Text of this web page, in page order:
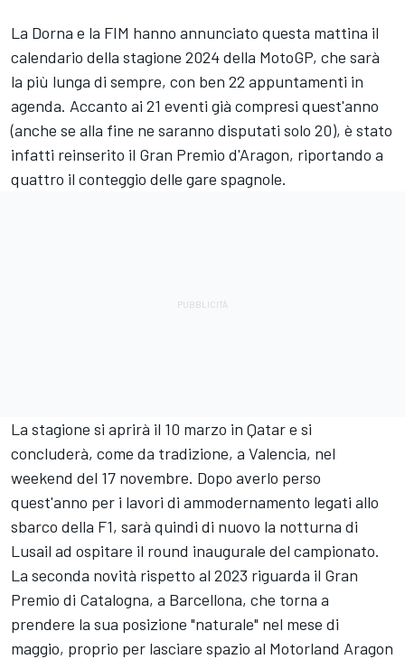
La Dorna e la FIM hanno annunciato questa mattina il
calendario della stagione 2024 della MotoGP, che sarà
la più lunga di sempre, con ben 22 appuntamenti in
agenda. Accanto ai 21 eventi già compresi quest'anno
(anche se alla fine ne saranno disputati solo 20), è stato
infatti reinserito il Gran Premio d'Aragon, riportando a
quattro il conteggio delle gare spagnole.
La stagione si aprirà il 10 marzo in Qatar e si
concluderà, come da tradizione, a Valencia, nel
weekend del 17 novembre. Dopo averlo perso
quest'anno per i lavori di ammodernamento legati allo
sbarco della F1, sarà quindi di nuovo la notturna di
Lusail ad ospitare il round inaugurale del campionato.
La seconda novità rispetto al 2023 riguarda il Gran
Premio di Catalogna, a Barcellona, che torna a
prendere la sua posizione "naturale" nel mese di
maggio, proprio per lasciare spazio al Motorland Aragon